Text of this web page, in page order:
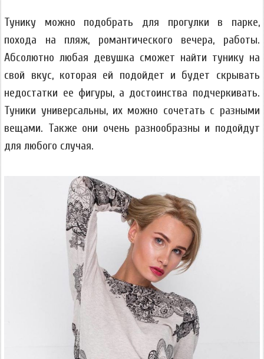
Тунику можно подобрать для прогулки в парке,
похода на пляж, романтического вечера, работы.
Абсолютно любая девушка сможет найти тунику на
свой вкус, которая ей подойдет и будет скрывать
недостатки ее фигуры, а достоинства подчеркивать.
Туники универсальны, их можно сочетать с разными
вещами. Также они очень разнообразны и подойдут
для любого случая.